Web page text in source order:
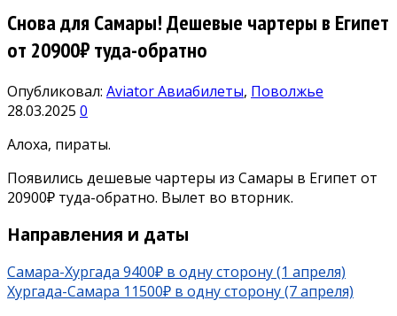
Снова для Самары! Дешевые чартеры в Египет
от 20900₽ туда-обратно
Опубликовал: AviatorАвиабилеты, Поволжье
28.03.2025 0
Алоха, пираты.
Появились дешевые чартеры из Самары в Египет от
20900₽ туда-обратно. Вылет во вторник.
Направления и даты
Самара-Хургада 9400₽ в одну сторону (1 апреля)
Хургада-Самара 11500₽ в одну сторону (7 апреля)